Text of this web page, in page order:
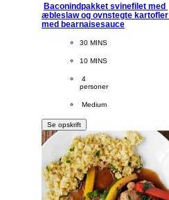
Baconindpakket svinefilet med
æbleslaw og ovnstegte kartofler
med bearnaisesauce
CookingTime
30 MINS
PreparationTime
10 MINS
Servings
4
personer
Difficulty
Medium
Se opskrift